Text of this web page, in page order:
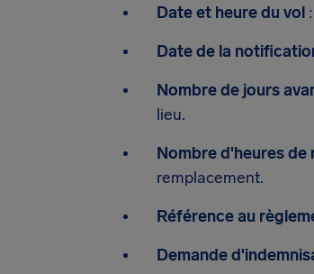
Date et heure du vol
Date de la
Nombre de jours
lieu.
Nombre d'heures
remplacement.
Référence au
Demande